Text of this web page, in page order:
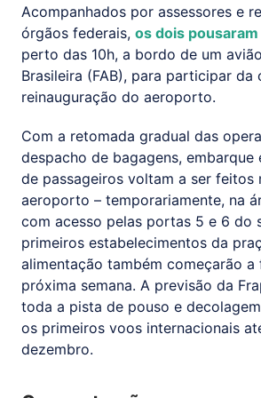
Acompanhados por assessores e
órgãos federais, os dois pousaram
perto das 10h, a bordo de um
Brasileira (FAB), para participar da
reinauguração do aeroporto.
Com a retomada gradual das
despacho de bagagens, embarque
de passageiros voltam a ser feitos
aeroporto – temporariamente, na
com acesso pelas portas 5 e 6 do
primeiros estabelecimentos da
alimentação também começarão a
próxima semana. A previsão da
toda a pista de pouso e
os primeiros voos internacionais
dezembro.